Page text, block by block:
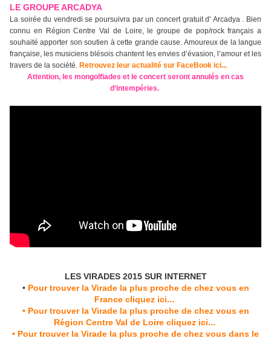
LE GROUPE ARCADYA
La soirée du vendredi se poursuivra par un concert gratuit d' Arcadya. Bien
connu en Région Centre Val de Loire, le groupe de pop/rock français a
souhaité apporter son soutien à cette grande cause. Amoureux de la langue
française, les musiciens blésois chantent les envies d’évasion, l’amour et les
travers de la société. Retrouvez leur actualité sur FaceBook ici...
Attention, les mongolfiades et le concert seront annulés en cas
d’intempéries.
LES VIRADES 2015 SUR INTERNET
• Pour trouver la Virade la plus proche de chez vous en
France cliquez ici...
• Pour trouver la Virade la plus proche de chez vous en
Région Centre Val de Loire cliquez ici...
• Pour trouver la Virade la plus proche de chez vous dans le